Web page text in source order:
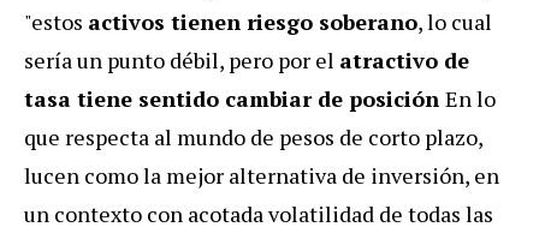
"estos activos tienen riesgo soberano, lo cual
sería un punto débil, pero por el atractivo de
tasa tiene sentido cambiar de posición En lo
que respecta al mundo de pesos de corto plazo,
lucen como la mejor alternativa de inversión, en
un contexto con acotada volatilidad de todas las